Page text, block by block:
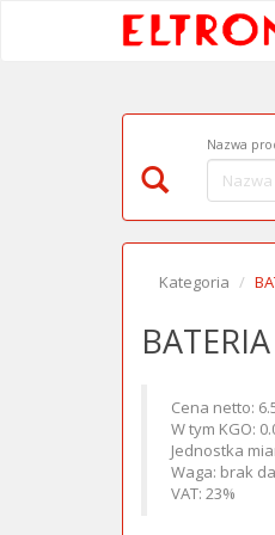
Nazwa
Kategoria
Cena netto:
W tym KGO:
Jednostka
Waga: brak
VAT: 23%